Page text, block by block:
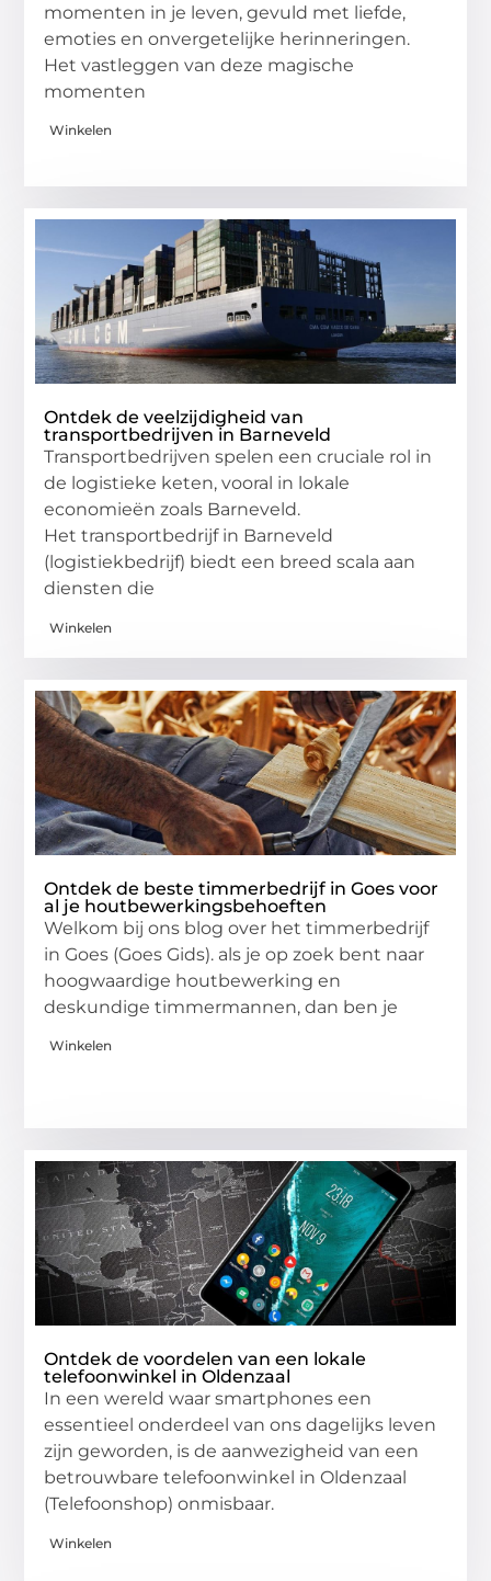
momenten in je leven, gevuld met liefde,
emoties en onvergetelijke herinneringen.
Het vastleggen van deze magische
momenten
Winkelen
Ontdek de veelzijdigheid van
transportbedrijven in Barneveld
Transportbedrijven spelen een cruciale rol in
de logistieke keten, vooral in lokale
economieën zoals Barneveld.
Het transportbedrijf in Barneveld
(logistiekbedrijf) biedt een breed scala aan
diensten die
Winkelen
Ontdek de beste timmerbedrijf in Goes voor
al je houtbewerkingsbehoeften
Welkom bij ons blog over het timmerbedrijf
in Goes (Goes Gids). als je op zoek bent naar
hoogwaardige houtbewerking en
deskundige timmermannen, dan ben je
Winkelen
Ontdek de voordelen van een lokale
telefoonwinkel in Oldenzaal
In een wereld waar smartphones een
essentieel onderdeel van ons dagelijks leven
zijn geworden, is de aanwezigheid van een
betrouwbare telefoonwinkel in Oldenzaal
(Telefoonshop) onmisbaar.
Winkelen